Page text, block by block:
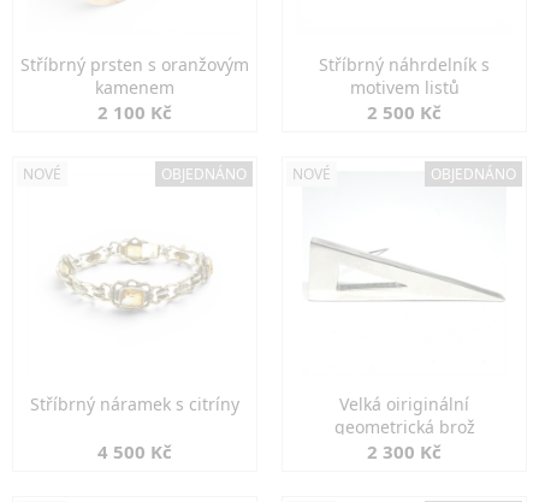
Stříbrný prsten s oranžovým
kamenem
2 100 Kč
Stříbrný náhrdelník s
motivem listů
2 500 Kč
NOVÉ OBJEDNÁNO
Stříbrný náramek s citríny
4 500 Kč
NOVÉ OBJEDNÁNO
Velká oiriginální
geometrická brož
2 300 Kč